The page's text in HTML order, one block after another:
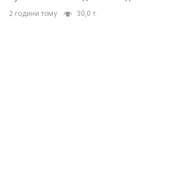
2 години тому 30,0 т.